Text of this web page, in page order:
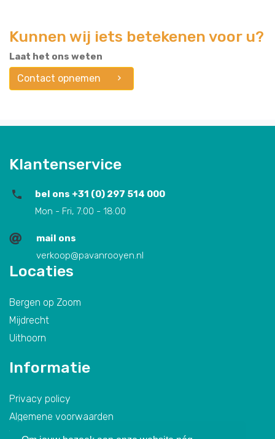
Kunnen wij iets betekenen voor u?
Laat het ons weten
Contact opnemen
Klantenservice
bel ons +31 (0) 297 514 000
Mon - Fri, 7:00 - 18:00
mail ons
verkoop@pavanrooyen.nl
Locaties
Bergen op Zoom
Mijdrecht
Uithoorn
Informatie
Privacy policy
Algemene voorwaarden
We recycle